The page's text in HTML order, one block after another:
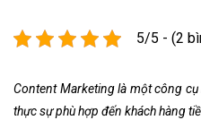
5/5 - (2
Content Marketing là một công
thực sự phù hợp đến khách hàng